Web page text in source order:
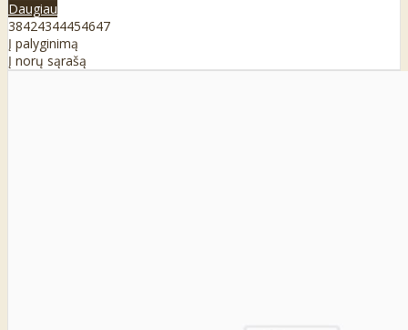
Daugiau
38424344454647
Į palyginimą
Į norų sąrašą